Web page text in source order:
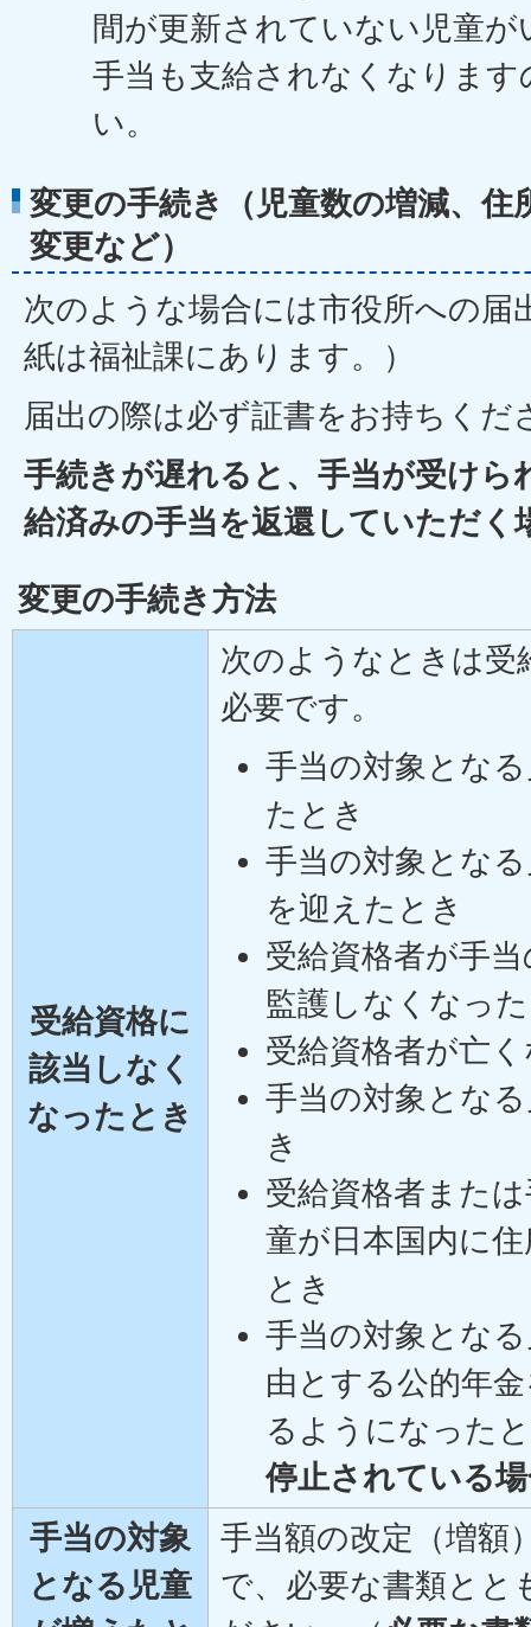
間が更新されていない児童
手当も支給されなくなりま
い。
変更の手続き（児童数の増減、住
変更など）
次のような場合には市役所への届
紙は福祉課にあります。）
届出の際は必ず証書をお持ちくだ
手続きが遅れると、手当が受けら
給済みの手当を返還していただく
変更の手続き方法
受給資格に
該当しなく
なったとき
次のようなときは受
必要です。
手当の対象とな
たとき
手当の対象とな
を迎えたとき
受給資格者が手
監護しなくなっ
受給資格者が亡
手当の対象とな
き
受給資格者また
童が日本国内に
とき
手当の対象とな
由とする公的年
るようになった
停止されている
手当の対象
となる児童
手当額の改定（増額
で、必要な書類とと